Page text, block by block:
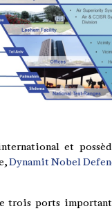
et
Dynamit Nobel
trois ports